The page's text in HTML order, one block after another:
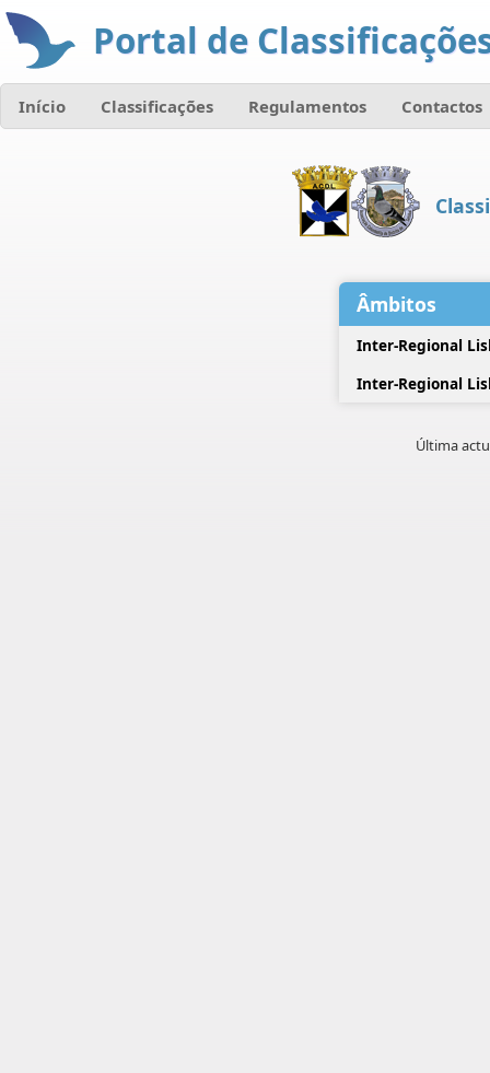
Portal de
Início Classificações Regulamentos Contactos
Âmbitos
Inter-Regional
Inter-Regional
Última